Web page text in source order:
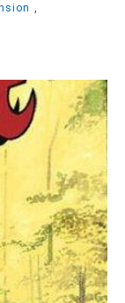
,